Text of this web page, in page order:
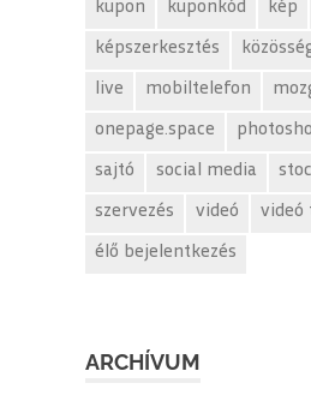
kupon kuponkód kép
képszerkesztés
live mobiltelefon
onepage.space
sajtó social media
szervezés videó videó
élő bejelentkezés
ARCHÍVUM